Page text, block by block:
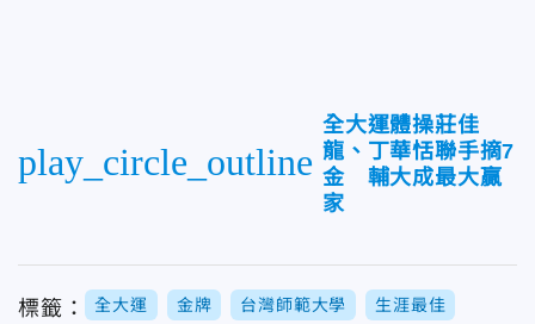
play_circle_outline
全大運體操莊佳
龍、丁華恬聯手摘7
金 輔大成最大贏
家
標籤： 全大運 金牌 台灣師範大學 生涯最佳